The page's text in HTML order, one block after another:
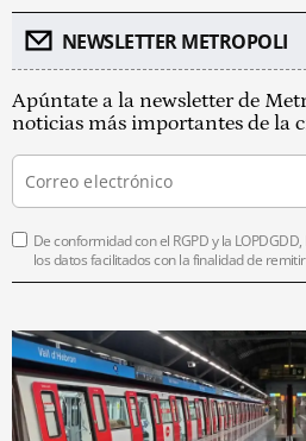
NEWSLETTER METROPOLI
Apúntate a la newsletter de
noticias más importantes de la
De conformidad con el RGPD y la LOPDGDD,
los datos facilitados con la finalidad de